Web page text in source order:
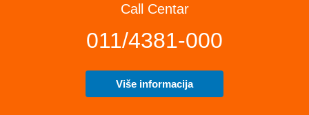
Call Centar
011/4381-000
Više informacija